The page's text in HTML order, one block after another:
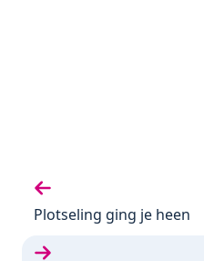
Vorige gedicht:
Plotseling ging je heen